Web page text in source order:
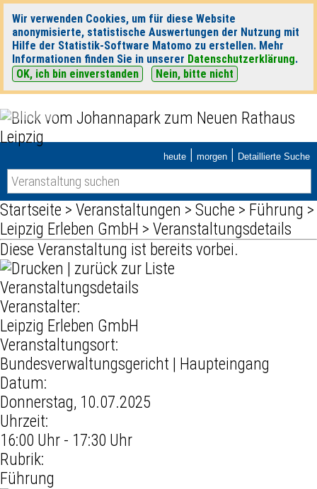
Wir verwenden Cookies, um für diese Website
anonymisierte, statistische Auswertungen der Nutzung mit
Hilfe der Statistik-Software Matomo zu erstellen. Mehr
Informationen finden Sie in unserer Datenschutzerklärung.
OK, ich bin einverstanden
Nein, bitte nicht
heute | morgen | Detaillierte Suche
Startseite > Veranstaltungen > Suche > Führung >
Leipzig Erleben GmbH > Veranstaltungsdetails
Diese Veranstaltung ist bereits vorbei.
zurück zur Liste
Veranstaltungsdetails
Veranstalter:
Leipzig Erleben GmbH
Veranstaltungsort:
Bundesverwaltungsgericht | Haupteingang
Datum:
Donnerstag, 10.07.2025
Uhrzeit:
16:00 Uhr - 17:30 Uhr
Rubrik:
Führung